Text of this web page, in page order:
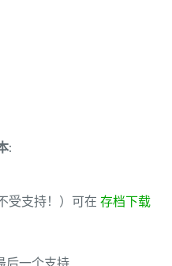
:
受支持！）可在 存档下载